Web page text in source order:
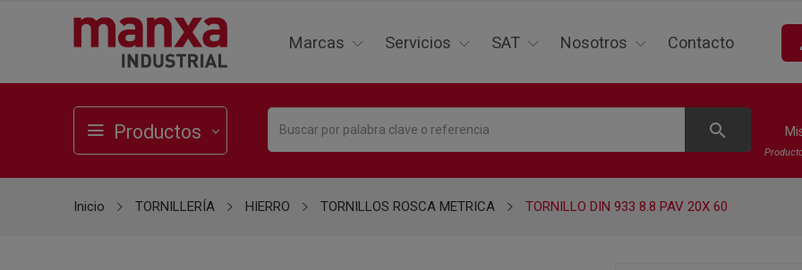
Marcas Servicios SAT Nosotros Contacto
Productos search
Inicio TORNILLERÍA HIERRO TORNILLOS ROSCA METRICA TORNILLO DIN 933 8.8 PAV 20X 60